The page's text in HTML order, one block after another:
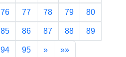
76 77 78 79 80
85 86 87 88 89
94 95 » »»